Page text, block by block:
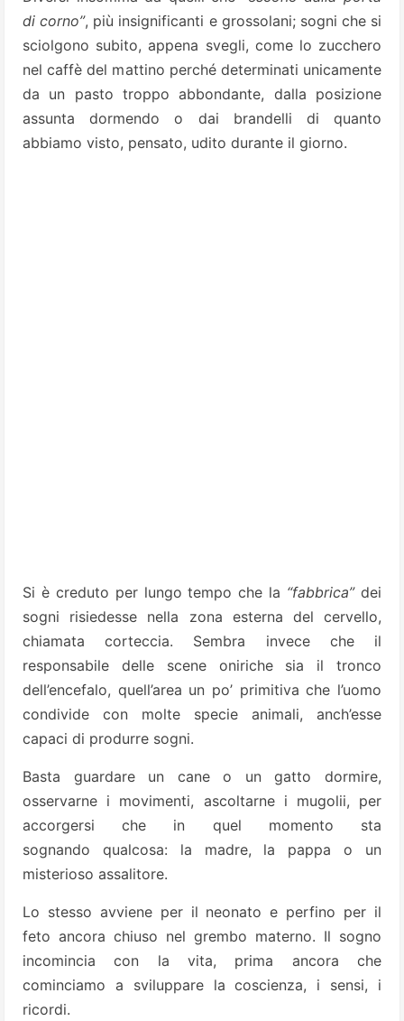
di corno”, più insignificanti e grossolani; sogni che si
sciolgono subito, appena svegli, come lo zucchero
nel caffè del mattino perché determinati unicamente
da un pasto troppo abbondante, dalla posizione
assunta dormendo o dai brandelli di quanto
abbiamo visto, pensato, udito durante il giorno.
Si è creduto per lungo tempo che la “fabbrica”dei
sogni risiedesse nella zona esterna del cervello,
chiamata corteccia. Sembra invece che il
responsabile delle scene oniriche sia il tronco
dell’encefalo, quell’area un po’ primitiva che l’uomo
condivide con molte specie animali, anch’esse
capaci di produrre sogni.
Basta guardare un cane o un gatto dormire,
osservarne i movimenti, ascoltarne i mugolii, per
accorgersi che in quel momento sta
sognando qualcosa: la madre, la pappa o un
misterioso assalitore.
Lo stesso avviene per il neonato e perfino per il
feto ancora chiuso nel grembo materno. Il sogno
incomincia con la vita, prima ancora che
cominciamo a sviluppare la coscienza, i sensi, i
ricordi.